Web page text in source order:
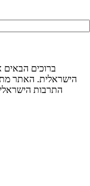
ברוכים הבאים
הישראלית. האתר
התרבות